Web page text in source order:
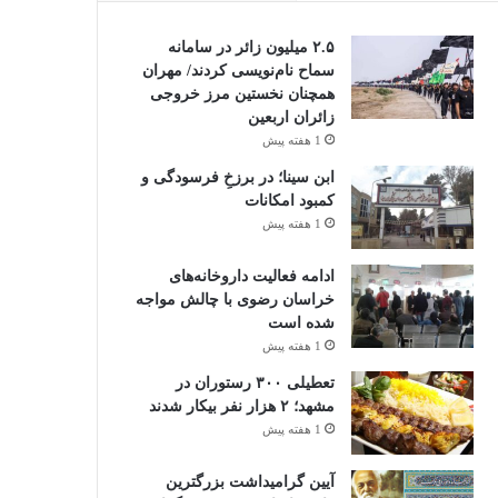
۲.۵ میلیون زائر در سامانه
سماح نام‌نویسی کردند/ مهران
همچنان نخستین مرز خروجی
زائران اربعین
1 هفته پیش
ابن سینا؛ در برزخِ فرسودگی و
کمبود امکانات
1 هفته پیش
ادامه فعالیت داروخانه‌های
خراسان رضوی با چالش مواجه
شده است
1 هفته پیش
تعطیلی ۳۰۰ رستوران در
مشهد؛ ۲ هزار نفر بیکار شدند
1 هفته پیش
آیین گرامیداشت بزرگترین